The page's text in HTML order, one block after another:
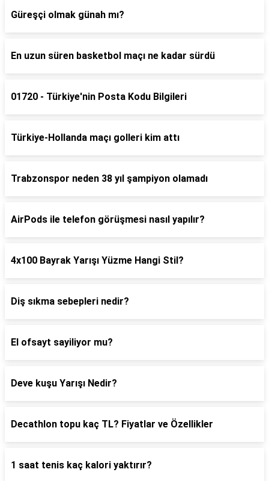
Güreşçi olmak günah mı?
En uzun süren basketbol maçı ne kadar sürdü
01720 - Türkiye'nin Posta Kodu Bilgileri
Türkiye-Hollanda maçı golleri kim attı
Trabzonspor neden 38 yıl şampiyon olamadı
AirPods ile telefon görüşmesi nasıl yapılır?
4x100 Bayrak Yarışı Yüzme Hangi Stil?
Diş sıkma sebepleri nedir?
El ofsayt sayiliyor mu?
Deve kuşu Yarışı Nedir?
Decathlon topu kaç TL? Fiyatlar ve Özellikler
1 saat tenis kaç kalori yaktırır?